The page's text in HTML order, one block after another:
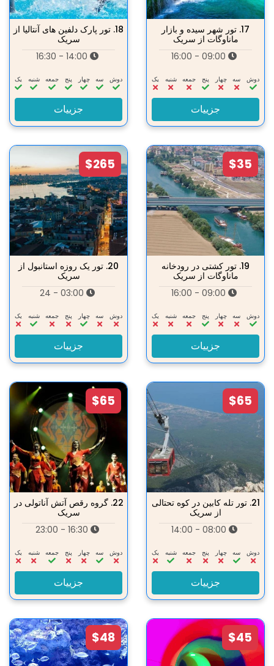
17. تور شهر سیده و بازار
ماناوگات از سریک
دوش سه‌ چهار پنج جمعه شنبه یک
جزییات
18. تور پارک دلفین های آنتالیا از
سریک
دوش سه‌ چهار پنج جمعه شنبه یک
جزییات
$35
19. تور کشتی در رودخانه
ماناوگات از سریک
دوش سه‌ چهار پنج جمعه شنبه یک
جزییات
$265
20. تور یک روزه استانبول از
سریک
دوش سه‌ چهار پنج جمعه شنبه یک
جزییات
$65
21. تور تله کابین در کوه تحتالی
از سریک
دوش سه‌ چهار پنج جمعه شنبه یک
جزییات
$65
22. گروه رقص آتش آناتولی در
سریک
دوش سه‌ چهار پنج جمعه شنبه یک
جزییات
$45
$48